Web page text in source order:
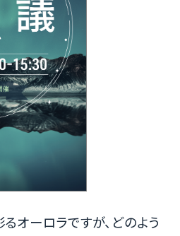
オーロラですが、どのよう